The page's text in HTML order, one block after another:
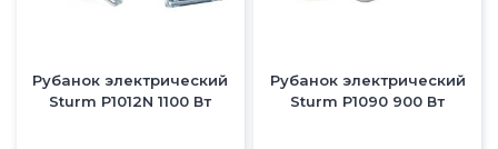
Рубанок электрический
Sturm P1012N 1100 Вт
Рубанок электрический
Sturm P1090 900 Вт